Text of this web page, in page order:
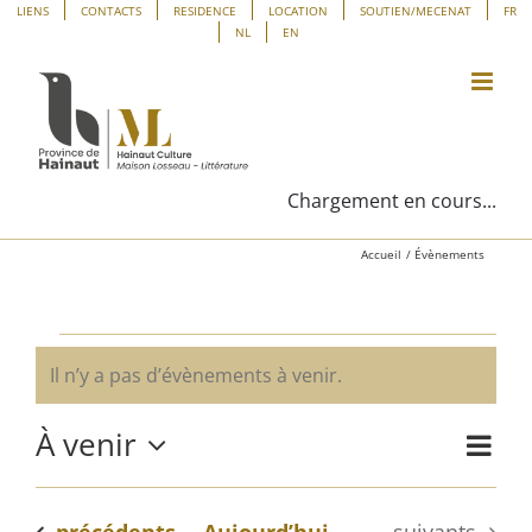
Panneau de gestion des cookies
Passer
contenu
LIENS CONTACTS RESIDENCE LOCATION SOUTIEN/MECENAT
FR
NL
EN
Chargement en cours...
Accueil Évènements
Évènements
Notice
Il n’y a pas d’évènements à venir.
Liste
À venir
Sélectionnez